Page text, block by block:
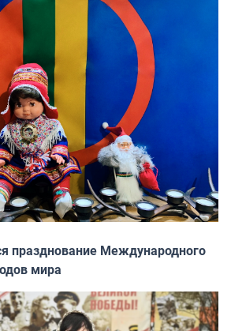
празднование Международного
мира